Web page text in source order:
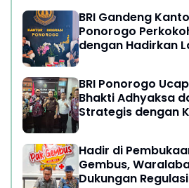
BRI Gandeng
Ponorogo
dengan Hadirkan
BRI Ponorogo
Bhakti Adhyaksa
Strategis dengan
Hadir di
Gembus,
Dukungan